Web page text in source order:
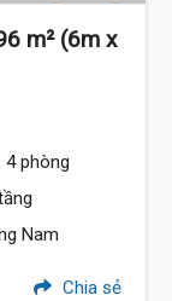
m² (6m x
4 phòng
Nam
Chia sẻ